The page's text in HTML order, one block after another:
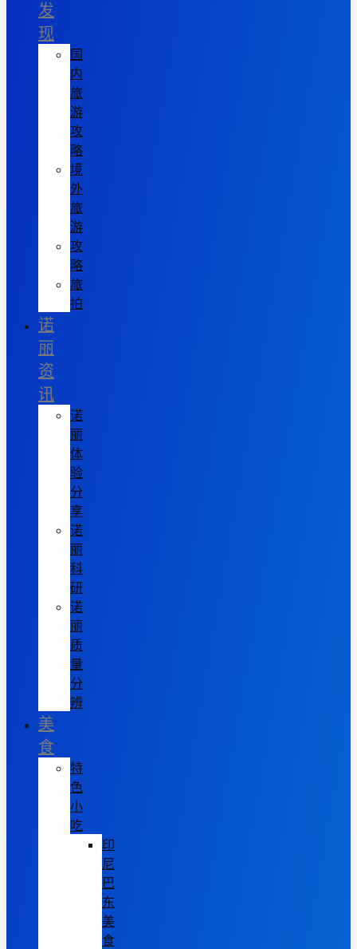
发
现
国
内
旅
游
攻
略
境
外
旅
游
攻
略
旅
拍
诺
丽
资
讯
诺
丽
体
验
分
享
诺
丽
科
研
诺
丽
质
量
分
辨
美
食
特
色
小
吃
印
尼
巴
东
美
食